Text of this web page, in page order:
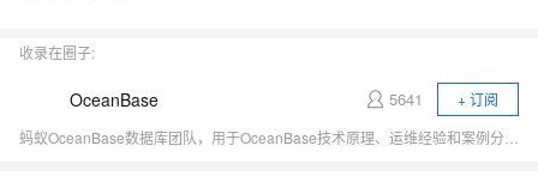
收录在圈子:
OceanBase 5641
+ 订阅